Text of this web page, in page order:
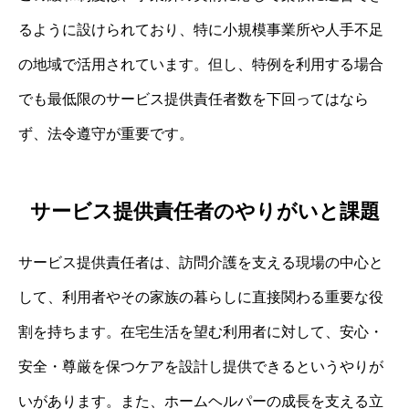
るように設けられており、特に小規模事業所や人手不足
の地域で活用されています。但し、特例を利用する場合
でも最低限のサービス提供責任者数を下回ってはなら
ず、法令遵守が重要です。
サービス提供責任者のやりがいと課題
サービス提供責任者は、訪問介護を支える現場の中心と
して、利用者やその家族の暮らしに直接関わる重要な役
割を持ちます。在宅生活を望む利用者に対して、安心・
安全・尊厳を保つケアを設計し提供できるというやりが
いがあります。また、ホームヘルパーの成長を支える立